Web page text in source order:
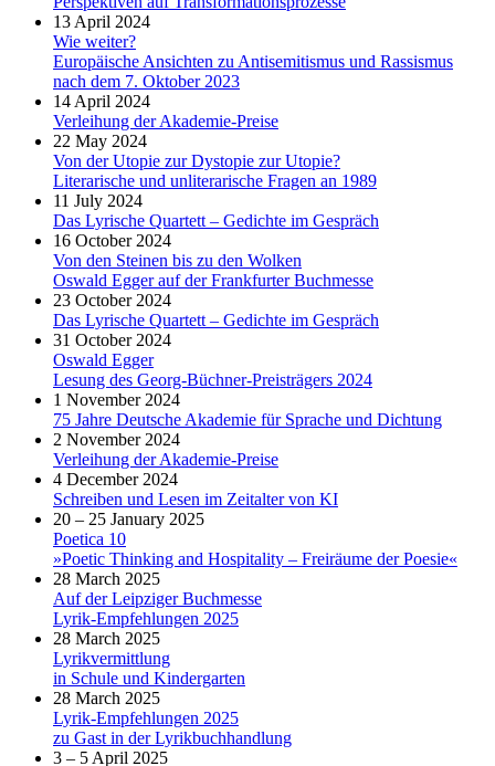
13 April 2024
Wie weiter?
Europäische Ansichten zu Antisemitismus und Rassismus
nach dem 7. Oktober 2023
14 April 2024
Verleihung der Akademie-Preise
22 May 2024
Von der Utopie zur Dystopie zur Utopie?
Literarische und unliterarische Fragen an 1989
11 July 2024
Das Lyrische Quartett – Gedichte im Gespräch
16 October 2024
Von den Steinen bis zu den Wolken
Oswald Egger auf der Frankfurter Buchmesse
23 October 2024
Das Lyrische Quartett – Gedichte im Gespräch
31 October 2024
Oswald Egger
Lesung des Georg-Büchner-Preisträgers 2024
1 November 2024
75 Jahre Deutsche Akademie für Sprache und Dichtung
2 November 2024
Verleihung der Akademie-Preise
4 December 2024
Schreiben und Lesen im Zeitalter von KI
20 – 25 January 2025
Poetica 10
»Poetic Thinking and Hospitality – Freiräume der Poesie«
28 March 2025
Auf der Leipziger Buchmesse
Lyrik-Empfehlungen 2025
28 March 2025
Lyrikvermittlung
in Schule und Kindergarten
28 March 2025
Lyrik-Empfehlungen 2025
zu Gast in der Lyrikbuchhandlung
3 – 5 April 2025